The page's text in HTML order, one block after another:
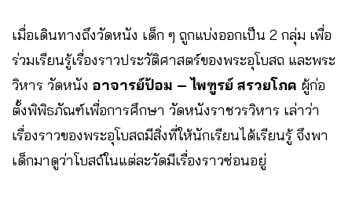
เมื่อเดินทางถึงวัดหนัง เด็ก ๆ ถูกแบ่งออกเป็น 2 กลุ่ม เพื่อ
ร่วมเรียนรู้เรื่องราวประวัติศาสตร์ของพระอุโบสถ และพระ
วิหาร วัดหนัง อาจารย์ป้อม – ไพฑูรย์ สรวยโภค ผู้ก่อ
ตั้งพิพิธภัณฑ์เพื่อการศึกษา วัดหนังราชวรวิหาร เล่าว่า
เรื่องราวของพระอุโบสถมีสิ่งที่ให้นักเรียนได้เรียนรู้ จึงพา
เด็กมาดูว่าโบสถ์ในแต่ละวัดมีเรื่องราวซ่อนอยู่